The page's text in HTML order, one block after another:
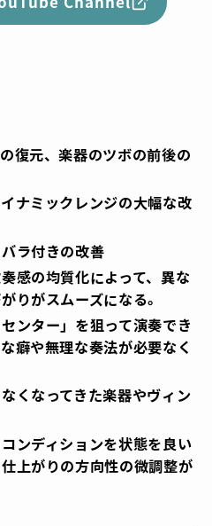
復元、楽器のツボの前後の
ナミックレンジの大幅な改
ラ付きの改善​
感の均質化によって、異な
りがスムーズになる。
ンター」を狙って演奏でき
癖や無理な奏法が必要なく
くなってきた楽器やヴィン
ンディションを状態を良い
上がりの方向性の微調整が